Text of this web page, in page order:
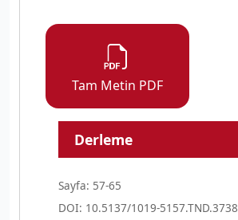
Tam Metin PDF
Derleme
Sayfa: 57-65
DOI: 10.5137/1019-5157.TND.3738